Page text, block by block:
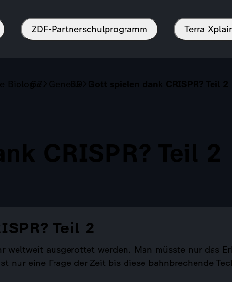
ZDF-Partnerschulprogramm Terra
Biologie Genetik Gott spielen dank CRISPR? Teil 2
CRISPR? Teil 2
Teil 2
weltweit ausgerottet werden. Man müsste nur das
nur eine Frage der Zeit bis diese bahnbrechende